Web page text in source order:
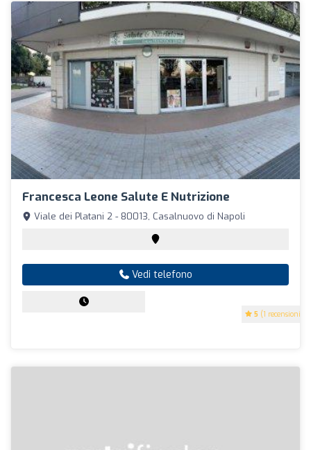
Francesca Leone Salute E Nutrizione
5 (1 recensioni)
Viale dei Platani 2 - 80013, Casalnuovo di Napoli
Vedi telefono